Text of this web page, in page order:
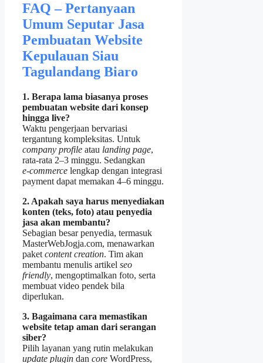
FAQ – Pertanyaan
Umum Seputar Jasa
Pembuatan Website
Kepulauan Siau
Tagulandang Biaro
1. Berapa lama biasanya proses
pembuatan website dari konsep
hingga live?
Waktu pengerjaan bervariasi
tergantung kompleksitas. Untuk
company profile atau landing page,
rata‑rata 2–3 minggu. Sedangkan
e‑commerce lengkap dengan integrasi
payment dapat memakan 4–6 minggu.
2. Apakah saya harus menyediakan
konten (teks, foto) atau penyedia
jasa akan membantu?
Sebagian besar penyedia, termasuk
MasterWebJogja.com, menawarkan
paket content creation. Tim akan
membantu menulis artikel seo
friendly, mengoptimalkan foto, serta
membuat video pendek bila
diperlukan.
3. Bagaimana cara memastikan
website tetap aman dari serangan
siber?
Pilih layanan yang rutin melakukan
update plugin dan core WordPress,